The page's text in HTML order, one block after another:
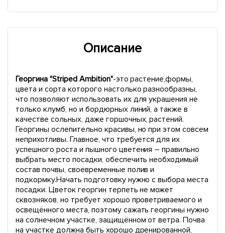
Описание
Георгина "Striped Ambition"-это растение,формы,
цвета и сорта которого настолько разнообразны,
что позволяют использовать их для украшения не
только клумб, но и бордюрных линий, а также в
качестве сольных, даже горшочных, растений.
Георгины ослепительно красивы, но при этом совсем
неприхотливы. Главное, что требуется для их
успешного роста и пышного цветения – правильно
выбрать место посадки, обеспечить необходимый
состав почвы, своевременные полив и
подкормку.Начать подготовку нужно с выбора места
посадки. Цветок георгин терпеть не может
сквозняков, но требует хорошо проветриваемого и
освещённого места, поэтому сажать георгины нужно
на солнечном участке, защищённом от ветра. Почва
на участке должна быть хорошо дренированной,